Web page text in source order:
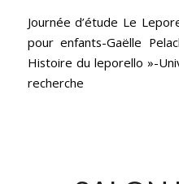
Journée d’étude Le
pour enfants-Gaëlle
Histoire du leporello »-
recherche